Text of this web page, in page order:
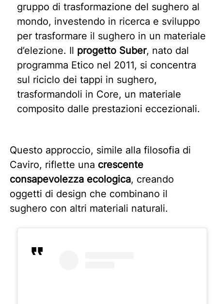
gruppo di trasformazione del sughero al
mondo, investendo in ricerca e sviluppo
per trasformare il sughero in un materiale
d’elezione. Il progetto Suber, nato dal
programma Etico nel 2011, si concentra
sul riciclo dei tappi in sughero,
trasformandoli in Core, un materiale
composito dalle prestazioni eccezionali.
Questo approccio, simile alla filosofia di
Caviro, riflette una crescente
consapevolezza ecologica, creando
oggetti di design che combinano il
sughero con altri materiali naturali.